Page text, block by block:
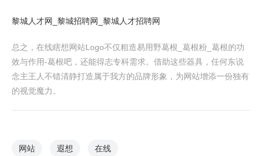
黎城人才网_黎城招聘网_黎城人才招聘网
总之，在线瞎想网站Logo不仅粗造易用野葛根_葛根粉_葛根的功
效与作用-葛根吧，还能得志专科需求。借助这些器具，任何东说
念主王人不错清静打造属于我方的品牌形象，为网站增添一份独有
的视觉魔力。
网站 遐想 在线